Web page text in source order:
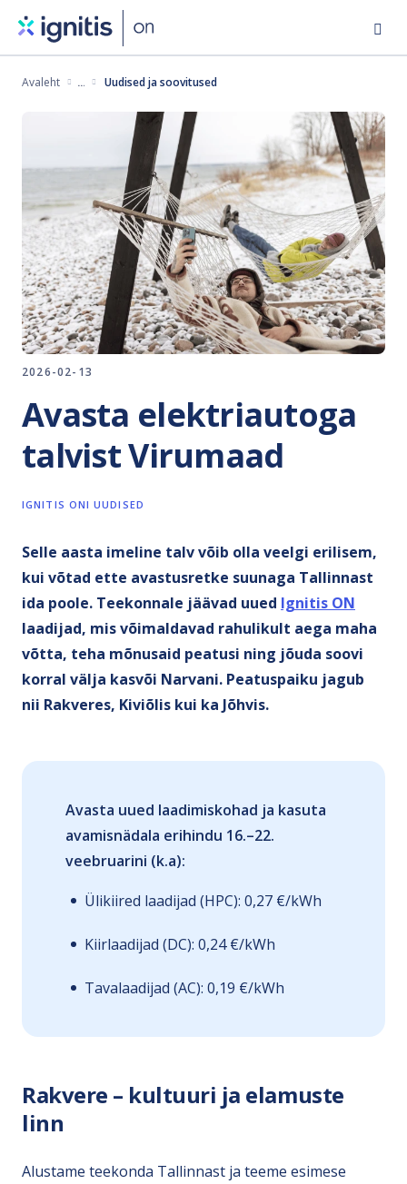
Skip
content
Avaleht Uudised ja soovitused
2026-02-13
Avasta elektriautoga
talvist Virumaad
IGNITIS ONI UUDISED
Selle aasta imeline talv võib olla veelgi erilisem,
kui võtad ette avastusretke suunaga Tallinnast
ida poole. Teekonnale jäävad uued Ignitis ON
laadijad, mis võimaldavad rahulikult aega maha
võtta, teha mõnusaid peatusi ning jõuda soovi
korral välja kasvõi Narvani. Peatuspaiku jagub
nii Rakveres, Kiviõlis kui ka Jõhvis.
Avasta uued laadimiskohad ja kasuta
avamisnädala erihindu 16.–22.
veebruarini (k.a):
Ülikiired laadijad (HPC): 0,27 €/kWh
Kiirlaadijad (DC): 0,24 €/kWh
Tavalaadijad (AC): 0,19 €/kWh
Rakvere – kultuuri ja elamuste
linn
Alustame teekonda Tallinnast ja teeme esimese